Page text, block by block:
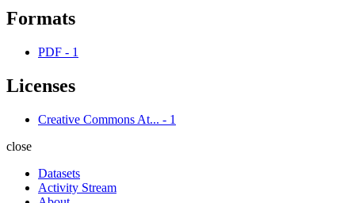
Formats
PDF - 1
Licenses
Creative Commons At... - 1
close
Datasets
Activity Stream